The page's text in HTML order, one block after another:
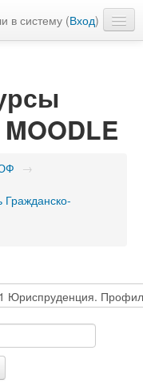
в систему (Вход)
→